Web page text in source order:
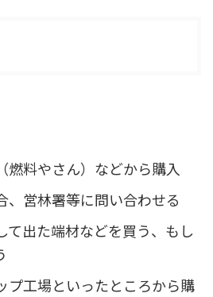
燃料やさん）などから購入
、営林署等に問い合わせる
て出た端材などを買う、もし
プ工場といったところから購